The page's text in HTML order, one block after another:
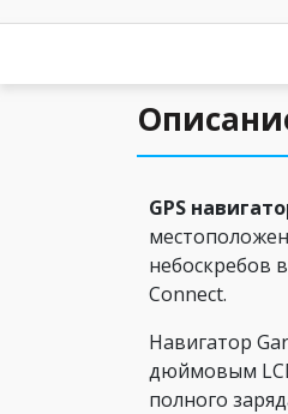
GPS
небоскребов
Connect.
Навигатор
дюймовым
полного